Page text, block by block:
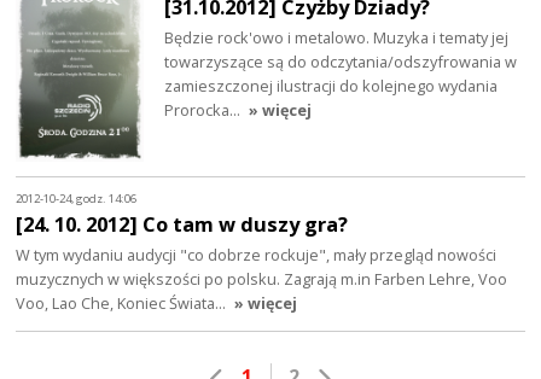
[31.10.2012] Czyżby Dziady?
Będzie rock'owo i metalowo. Muzyka i tematy jej
towarzyszące są do odczytania/odszyfrowania w
zamieszczonej ilustracji do kolejnego wydania
Prorocka... » więcej
2012-10-24, godz. 14:06
[24. 10. 2012] Co tam w duszy gra?
W tym wydaniu audycji "co dobrze rockuje", mały przegląd nowości
muzycznych w większości po polsku. Zagrają m.in Farben Lehre, Voo
Voo, Lao Che, Koniec Świata… » więcej